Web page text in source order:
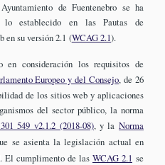
de Fuentenebro se ha
establecido en las Pautas de
en su versión 2.1 (WCAG 2.1).
en consideración los requisitos de
Europeo y del Consejo, de 26
de los sitios web y aplicaciones
del sector público, la norma
549 v2.1.2 (2018-08), y la Norma
se asienta la legislación actual en
El cumplimento de las WCAG 2.1 se